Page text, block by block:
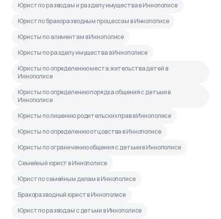
Юрист по разводам и разделу имущества в Иннополисе
Юрист по бракоразводным процессам в Иннополисе
Юристы по алиментам в Иннополисе
Юристы по разделу имущества в Иннополисе
Юристы по определению места жительства детей в
Иннополисе
Юристы по определению порядка общения с детьми в
Иннополисе
Юристы по лишению родительских прав в Иннополисе
Юристы по определению отцовства в Иннополисе
Юристы по ограничению общения с детьми в Иннополисе
Семейный юрист в Иннополисе
Юрист по семейным делам в Иннополисе
Бракоразводный юрист в Иннополисе
Юрист по разводам с детьми в Иннополисе